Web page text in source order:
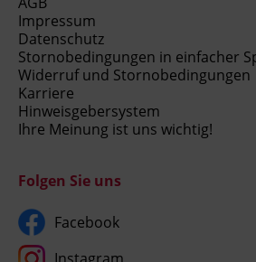
Impressum
Datenschutz
Stornobedingungen in einfacher
Widerruf und Stornobedingungen
Karriere
Hinweisgebersystem
Ihre Meinung ist uns wichtig!
Folgen Sie uns
Facebook